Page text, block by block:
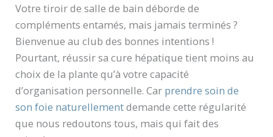
Votre tiroir de salle de bain déborde de
compléments entamés, mais jamais terminés ?
Bienvenue au club des bonnes intentions !
Pourtant, réussir sa cure hépatique tient moins au
choix de la plante qu’à votre capacité
d’organisation personnelle. Car prendre soin de
son foie naturellementdemande cette régularité
que nous redoutons tous, mais qui fait des